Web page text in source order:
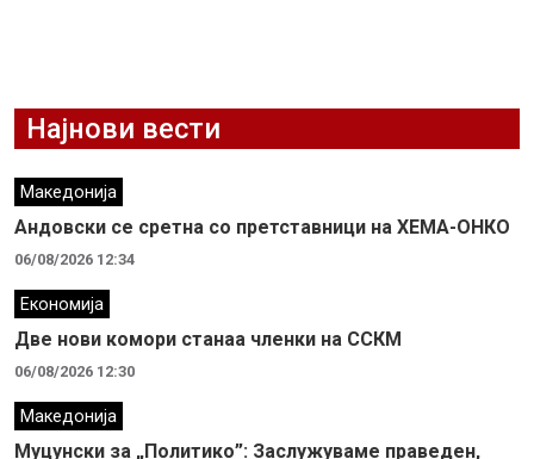
Најнови вести
Македонија
Андовски се сретна со претставници на ХЕМА-ОНКО
06/08/2026 12:34
Економија
Две нови комори станаа членки на ССКМ
06/08/2026 12:30
Македонија
Муцунски за „Политико”: Заслужуваме праведен,